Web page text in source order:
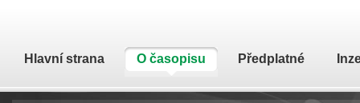
Hlavní strana O časopisu Předplatné